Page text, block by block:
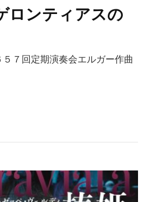
ロンティアスの
７回定期演奏会エルガー作曲